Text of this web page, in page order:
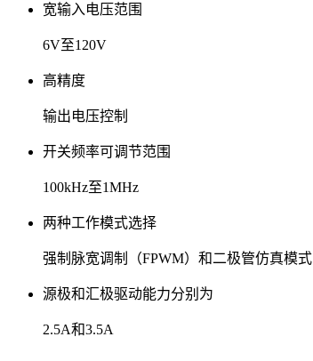
宽输入电压范围
6V至120V
高精度
输出电压控制
开关频率可调节范围
100kHz至1MHz
两种工作模式选择
强制脉宽调制（FPWM）和二极管仿真模式
源极和汇极驱动能力分别为
2.5A和3.5A